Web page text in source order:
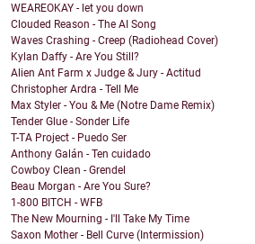
WEAREOKAY - let you down
Clouded Reason - The AI Song
Waves Crashing - Creep (Radiohead Cover)
Kylan Daffy - Are You Still?
Alien Ant Farm x Judge & Jury - Actitud
Christopher Ardra - Tell Me
Max Styler - You & Me (Notre Dame Remix)
Tender Glue - Sonder Life
T-TA Project - Puedo Ser
Anthony Galán - Ten cuidado
Cowboy Clean - Grendel
Beau Morgan - Are You Sure?
1-800 BITCH - WFB
The New Mourning - I'll Take My Time
Saxon Mother - Bell Curve (Intermission)